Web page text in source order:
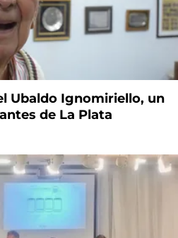
Ubaldo Ignomiriello, un
de La Plata